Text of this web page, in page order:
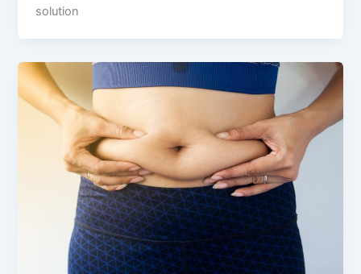
solution